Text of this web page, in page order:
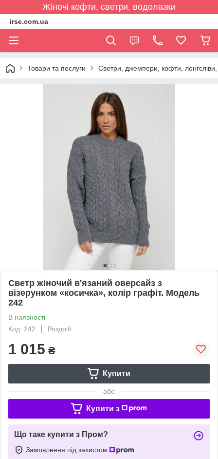
Жіночі кофти, светри, водолазки
irse.com.ua
Товари та послуги Светри, джемпери, кофти, лонгсліви,
Светр жіночий в'язаний оверсайз з
візерунком «косичка», колір графіт. Модель
242
В наявності
Код: 242
Роздріб
1 015 ₴
Купити
або
Купити з
Що таке купити з Пром?
Замовлення під захистом